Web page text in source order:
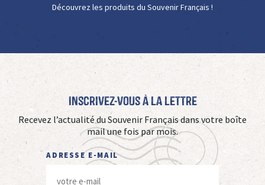
Découvrez les produits du Souvenir Français !
Inscrivez-vous à La Lettre
Recevez l’actualité du Souvenir Français dans votre boîte
mail une fois par mois.
ADRESSE E-MAIL